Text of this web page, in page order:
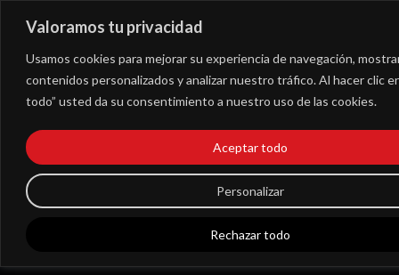
Valoramos tu privacidad
Usamos cookies para mejorar su experiencia de navegación,
contenidos personalizados y analizar nuestro tráfico. Al hacer clic
todo” usted da su consentimiento a nuestro uso de las cookies.
Personalizar
Rechazar todo
Aceptar todo
Comprar una empresa
en concurso de
acreedores ¿es buena
idea?